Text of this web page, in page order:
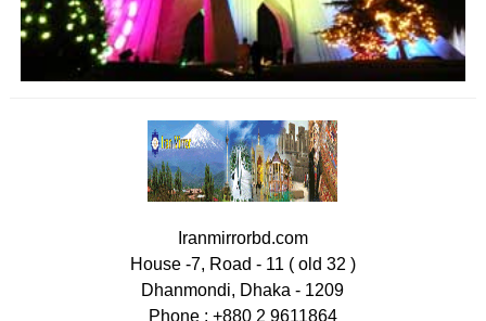
Iranmirrorbd.com
House -7, Road - 11 ( old 32 )
Dhanmondi, Dhaka - 1209
Phone : +880 2 9611864